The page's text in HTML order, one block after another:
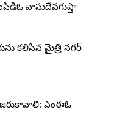
వాసుదేవగుప్తా
కలిసిన మైత్రి నగర్
ఎంఈఓ